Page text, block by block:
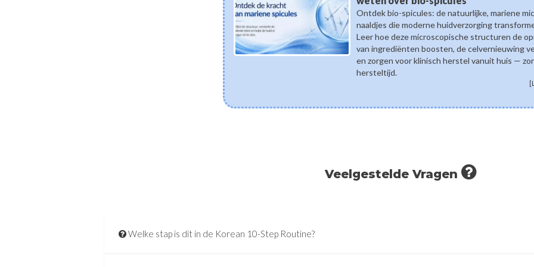
[Lees meer]
Ontdek bio-spicules: de natuurlijke, mariene
naaldjes die moderne huidverzorging
Leer hoe deze microscopische structuren de
van ingrediënten boosten, de celvernieuwing
en zorgen voor klinisch herstel vanuit huis —
hersteltijd.
Veelgestelde Vragen
Welke stap is dit in de Korean 10-Step Routine?